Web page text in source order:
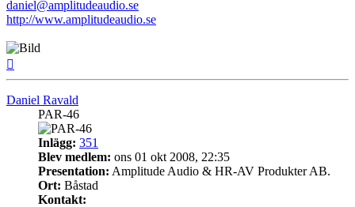
daniel@amplitudeaudio.se
http://www.amplitudeaudio.se
Daniel Ravald
PAR-46
Inlägg: 351
Blev medlem: ons 01 okt 2008, 22:35
Presentation: Amplitude Audio & HR-AV Produkter AB.
Ort: Båstad
Kontakt: